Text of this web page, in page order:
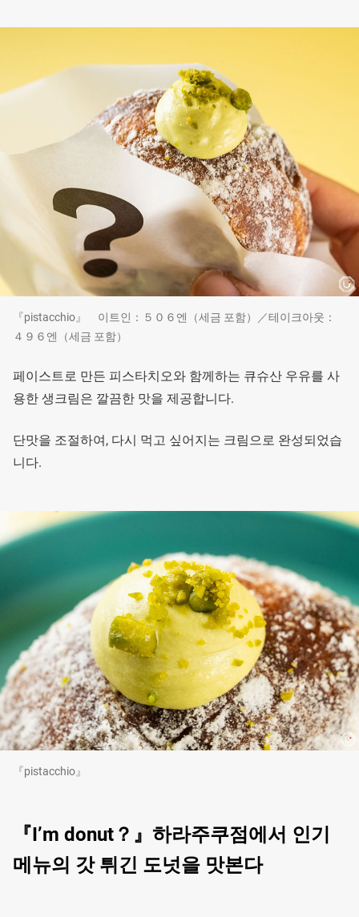
『pistacchio』 이트인：５０６엔（세금 포함）／테이크아웃：
４９６엔（세금 포함）
페이스트로 만든 피스타치오와 함께하는 큐슈산 우유를 사
용한 생크림은 깔끔한 맛을 제공합니다.
단맛을 조절하여, 다시 먹고 싶어지는 크림으로 완성되었습
니다.
『pistacchio』
『I’m donut？』하라주쿠점에서 인기
메뉴의 갓 튀긴 도넛을 맛본다